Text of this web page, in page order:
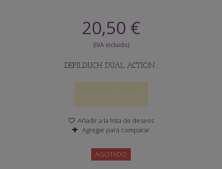
20,50 €
DEPILDUCH DUAL ACTION...
AÑADIR AL CARRITO
Añadir a la lista de deseos
Agregar para comparar
AGOTADO